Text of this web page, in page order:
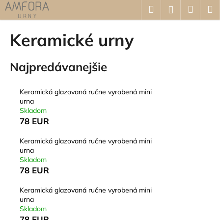
Prejsť
na
obsah
Hľadať
Keramické urny
Najpredávanejšie
Keramická glazovaná ručne vyrobená mini
urna
Skladom
78 EUR
Keramická glazovaná ručne vyrobená mini
urna
Skladom
78 EUR
Keramická glazovaná ručne vyrobená mini
urna
Skladom
K
o
o